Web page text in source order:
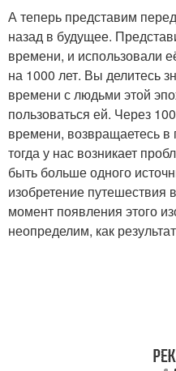
А теперь представим
назад в будущее.
времени, и использовали
на 1000 лет. Вы делитесь
времени с людьми этой
пользоваться ей. Через
времени, возвращаетесь
тогда у нас возникает
быть больше одного
изобретение путешествия
момент появления этого
неопределим, как